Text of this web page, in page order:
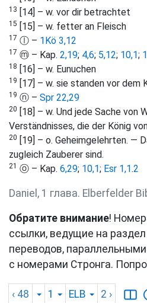
13 [14] – w. vor dir betrachtet
15 [15] – w. fetter an Fleisch
17 ⓛ – 1Kö 3,12
17 ⓜ – Kap. 2,19; 4,6; 5,12; 10,1;
18 [16] – w. Eunuchen
19 [17] – w. sie standen vor dem
19 ⓝ – Spr 22,29
20 [18] – w. Und jede Sache von
Verständnisses, die der König
20 [19] – o. Geheimgelehrten. —
zugleich Zauberer sind.
21 ⓞ – Kap. 6,29; 10,1; Esr 1,1.2
Daniel, 1 глава. Elberfelder
Обратите внимание!
ссылки, ведущие на
переводов,
с номерами Стронга.
‹ 48 1 ELB 2 ›